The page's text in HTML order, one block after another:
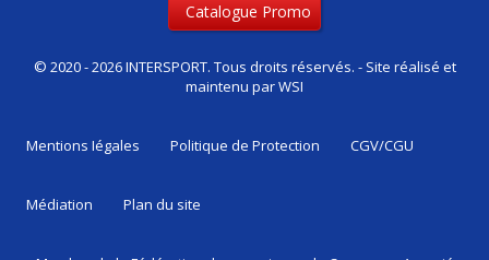
Catalogue Promo
© 2020 - 2026 INTERSPORT. Tous droits réservés. - Site réalisé et
maintenu parWSI
Mentions Iégales Politique de Protection CGV/CGU
Médiation Plan du site